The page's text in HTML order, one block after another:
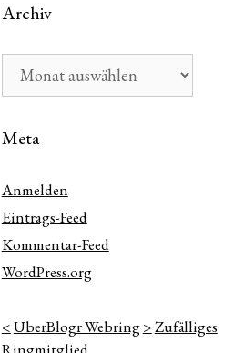
Archiv
Meta
Anmelden
Eintrags-Feed
Kommentar-Feed
WordPress.org
<UberBlogr Webring>Zufälliges